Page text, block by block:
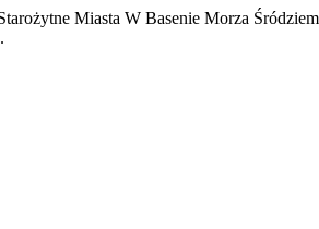
Miasta W Basenie Morza